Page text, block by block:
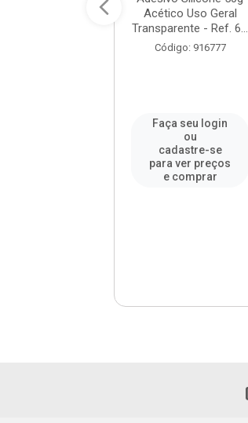
Acético Uso Geral
Transparente - Ref. 6...
Código: 916777
Faça seu login
ou
cadastre-se
para ver preços
e comprar